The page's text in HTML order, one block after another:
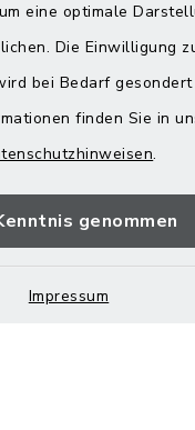
eine optimale
Die Einwilligung
bei Bedarf
finden Sie in
.
genommen
Impressum
Impressum
Sitemap